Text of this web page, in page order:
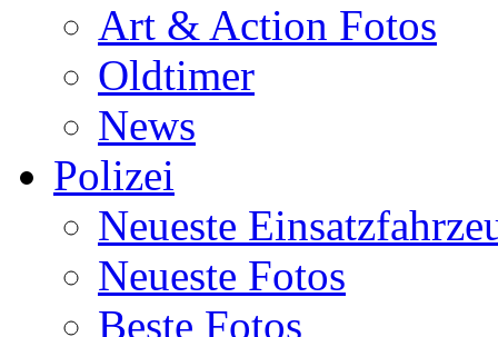
Art & Action Fotos
Oldtimer
News
Polizei
Neueste
Neueste Fotos
Beste Fotos